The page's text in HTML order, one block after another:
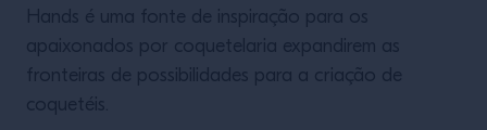
Hands é uma fonte de inspiração para os
apaixonados por coquetelaria expandirem as
fronteiras de possibilidades para a criação de
coquetéis.